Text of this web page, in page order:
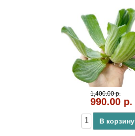
1,400.00 р.
990.00 р.
В корзину